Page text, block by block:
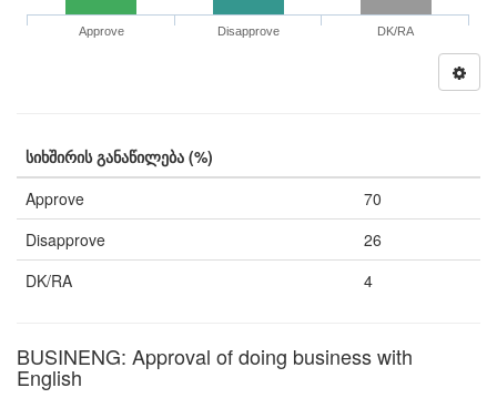
Approve Disapprove DK/RA
სიხშირის განაწილება (%)
Approve
70
Disapprove
26
DK/RA
4
BUSINENG: Approval of doing business with
English